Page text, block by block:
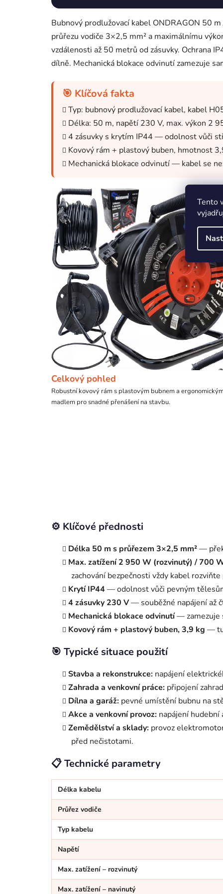
Tento
Bubnový prodlužovací kabel ONDRAGON 50
průřezu vodiče 3×2,5 mm² a maximálnímu
vzdálenosti až 50 metrů od zásuvky. Ochrana
dílně. Mechanická blokace odvinutí zamezuje
🎯 Klíčová fakta
Typ: bubnový prodlužovací kabel, kabel
Délka: 50 m, napětí 230 V, max. výkon 2
4 zásuvky s krytím IP44 — odolnost vůči
Kovový rám + plastový buben, hmotnost
Mechanická blokace odvinutí — kabel se
Celkový pohled
Robustní kovový rám s plastovým bubnem a
madlem pro snadné přenášení na stavbu.
⚙️ Klíčové přednosti
Délka 50 m s průřezem 3×2,5 mm²—
Max. zatížení 2 950 W (rozvinutý) / 700
zachování bezpečnosti vždy kabel
Krytí IP44— odolnost vůči pevným
4 zásuvky 230 V— souběžné napájení až
Mechanická blokace odvinutí— zamezuje
Kovový rám + plastový buben, 3,9 kg —
🎯 Typické situace použití
Stavba a rekonstrukce: napájení
Zahrada a venkovní práce: připojení
Dílna a garáž: pevné umístění bubnu na
Akce a venkovní provoz: napájení
Zemědělství a sklady: provoz
před nečistotami.
📋 Technické parametry
Délka kabelu
Průřez vodiče
Typ kabelu
Napětí
Max. zatížení – rozvinutý
Max. zatížení – navinutý